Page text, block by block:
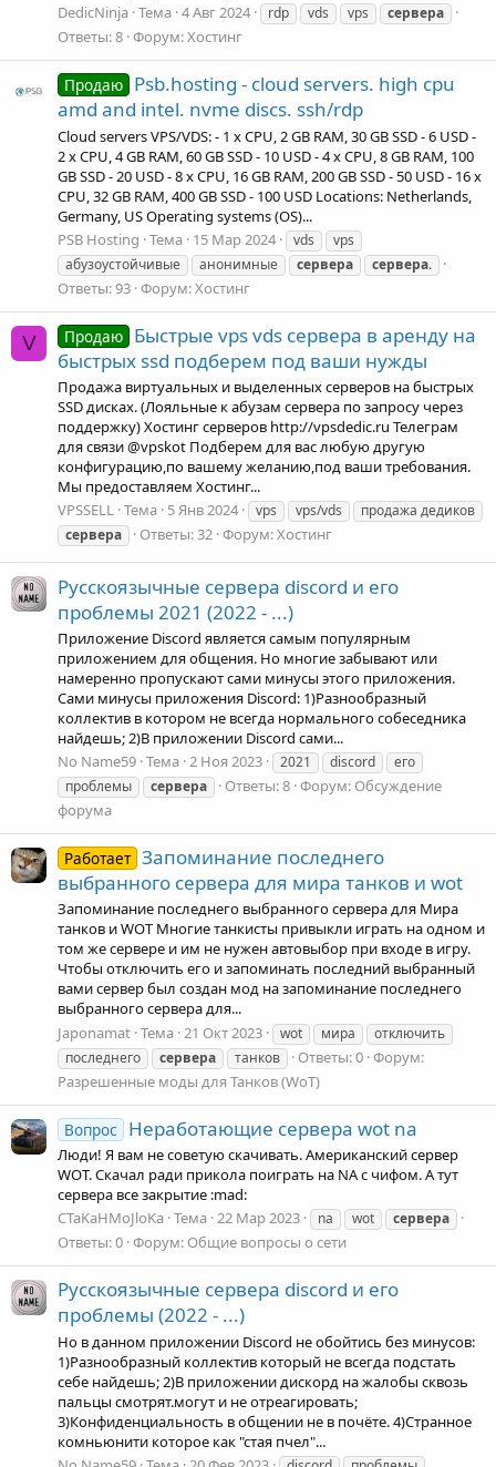
DedicNinja Тема 4 Авг 2024 rdp vds vps сервера
Ответы: 8 Форум:Хостинг
Продаю Psb.hosting - cloud servers. high cpu
amd and intel. nvme discs. ssh/rdp
Cloud servers VPS/VDS: - 1 x CPU, 2 GB RAM, 30 GB SSD - 6 USD -
2 x CPU, 4 GB RAM, 60 GB SSD - 10 USD - 4 x CPU, 8 GB RAM, 100
GB SSD - 20 USD - 8 x CPU, 16 GB RAM, 200 GB SSD - 50 USD - 16 x
CPU, 32 GB RAM, 400 GB SSD - 100 USD Locations: Netherlands,
Germany, US Operating systems (OS)...
PSB Hosting Тема 15 Мар 2024 vds
vps
абузоустойчивые
анонимные сервера сервера.
Ответы: 93 Форум:Хостинг
V Продаю Быстрые vps vds сервера в аренду на
быстрых ssd подберем под ваши нужды
Продажа виртуальных и выделенных серверов на быстрых
SSD дисках. (Лояльные к абузам сервера по запросу через
поддержку) Хостинг серверов http://vpsdedic.ru Телеграм
для связи @vpskot Подберем для вас любую другую
конфигурацию,по вашему желанию,под ваши требования.
Мы предоставляем Хостинг...
VPSSELL Тема 5 Янв 2024 vps vps/vds
продажа дедиков
сервера
Ответы: 32 Форум:Хостинг
Русскоязычные сервера discord и его
проблемы 2021 (2022 - ...)
Приложение Discord является самым популярным
приложением для общения. Но многие забывают или
намеренно пропускают сами минусы этого приложения.
Сами минусы приложения Discord: 1)Разнообразный
коллектив в котором не всегда нормального собеседника
найдешь; 2)В приложении Discord сами...
No Name59 Тема 2 Ноя 2023 2021 discord
его
проблемы
сервера Ответы: 8 Форум: Обсуждение
форума
Работает Запоминание последнего
выбранного сервера для мира танков и wot
Запоминание последнего выбранного сервера для Мира
танков и WOT Многие танкисты привыкли играть на одном и
том же сервере и им не нужен автовыбор при входе в игру.
Чтобы отключить его и запоминать последний выбранный
вами сервер был создан мод на запоминание последнего
выбранного сервера для...
Japonamat Тема 21 Окт 2023 wot мира
отключить
последнего
сервера танков Ответы: 0 Форум:
Разрешенные моды для Танков (WoT)
Вопрос Неработающие сервера wot na
Люди! Я вам не советую скачивать. Американский сервер
WOT. Скачал ради прикола поиграть на NA с чифом. А тут
сервера все закрытие :mad:
CTaKaHMoJloKa Тема 22 Мар 2023 na wot сервера
Ответы: 0 Форум: Общие вопросы о сети
Русскоязычные сервера discord и его
проблемы (2022 - ...)
Но в данном приложении Discord не обойтись без минусов:
1)Разнообразный коллектив который не всегда подстать
себе найдешь; 2)В приложении дискорд на жалобы сквозь
пальцы смотрят.могут и не отреагировать;
3)Конфиденциальность в общении не в почёте. 4)Странное
комньюнити которое как "стая пчел"...